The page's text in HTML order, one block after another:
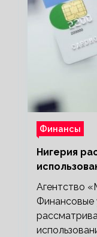
Финансы
Нигерия
«Мир»
Агентство
Финансовые